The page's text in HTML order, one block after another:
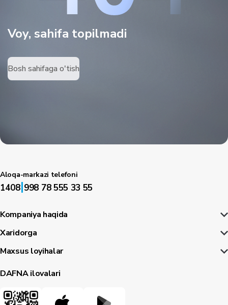
Voy, sahifa topilmadi
Bosh sahifaga o'tish
Aloqa-markazi telefoni
1408|998 78 555 33 55
Kompaniya haqida
Xaridorga
Maxsus loyihalar
DAFNA ilovalari